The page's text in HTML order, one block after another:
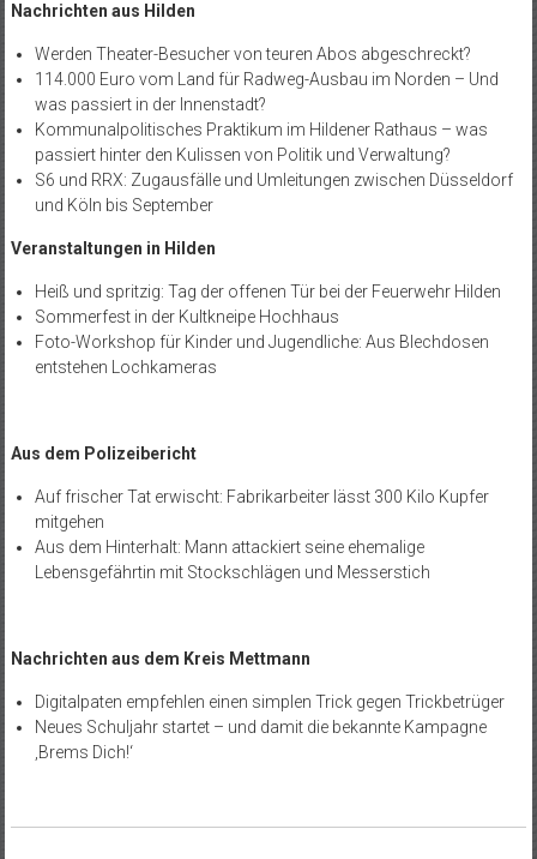
Nachrichten aus Hilden
Werden Theater-Besucher von teuren Abos abgeschreckt?
114.000 Euro vom Land für Radweg-Ausbau im Norden – Und
was passiert in der Innenstadt?
Kommunalpolitisches Praktikum im Hildener Rathaus – was
passiert hinter den Kulissen von Politik und Verwaltung?
S6 und RRX: Zugausfälle und Umleitungen zwischen Düsseldorf
und Köln bis September
Veranstaltungen in Hilden
Heiß und spritzig: Tag der offenen Tür bei der Feuerwehr Hilden
Sommerfest in der Kultkneipe Hochhaus
Foto-Workshop für Kinder und Jugendliche: Aus Blechdosen
entstehen Lochkameras
Aus dem Polizeibericht
Auf frischer Tat erwischt: Fabrikarbeiter lässt 300 Kilo Kupfer
mitgehen
Aus dem Hinterhalt: Mann attackiert seine ehemalige
Lebensgefährtin mit Stockschlägen und Messerstich
Nachrichten aus dem Kreis Mettmann
Digitalpaten empfehlen einen simplen Trick gegen Trickbetrüger
Neues Schuljahr startet – und damit die bekannte Kampagne
‚Brems Dich!‘